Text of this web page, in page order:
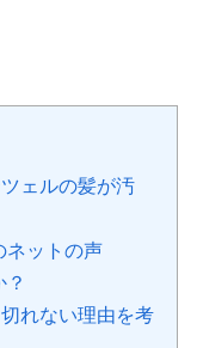
ェルの髪が汚
ネットの声
れない理由を考